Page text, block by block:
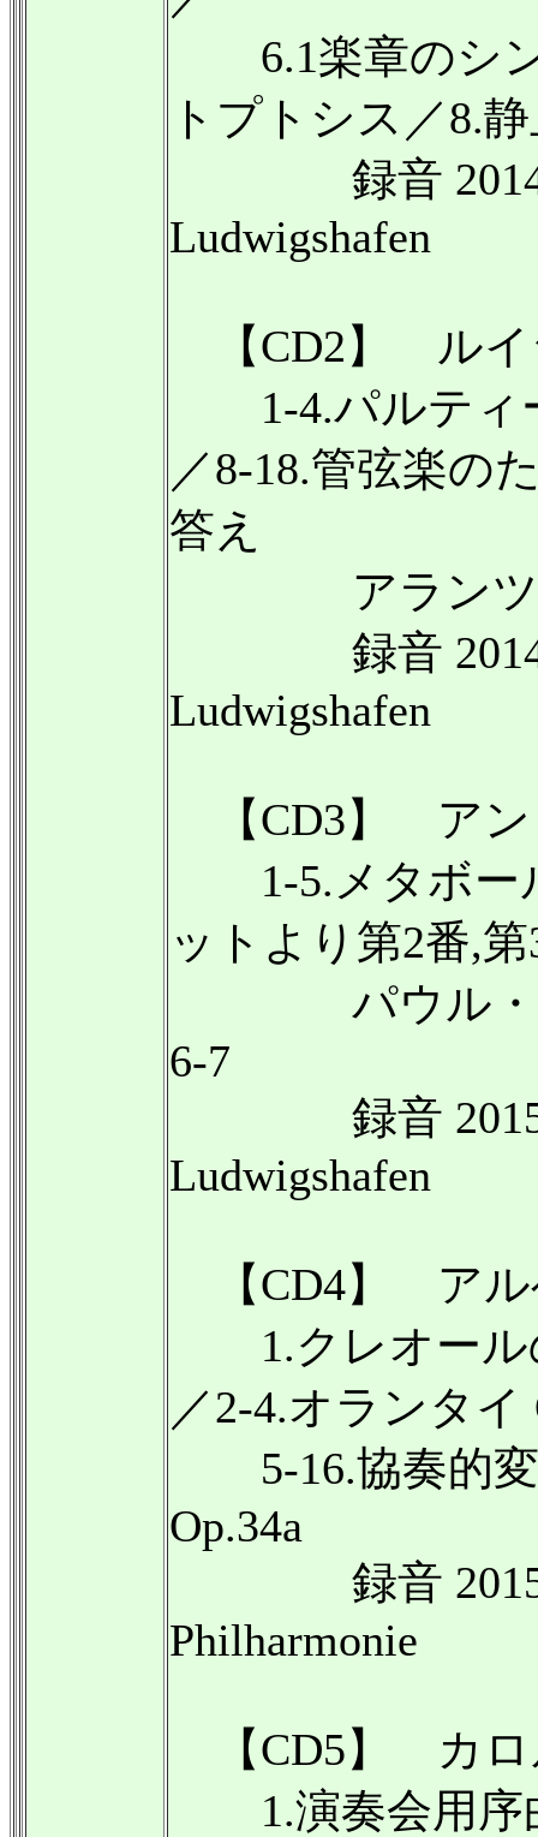
6.1楽章のシン
トプトシス／8.
録音 2014年
Ludwigshafen
【CD2】 ルイ
1-4.パルティー
／8-18.管弦楽の
答え
アランツァ
録音 2014年
Ludwigshafen
【CD3】 アン
1-5.メタボー
ットより第2番,
パウル・アル
6-7
録音 2015年
Ludwigshafen
【CD4】 アル
1.クレオール
／2-4.オランタイ
5-16.協奏的変
Op.34a
録音 2015年
Philharmonie
【CD5】 カロ
1.演奏会用序曲